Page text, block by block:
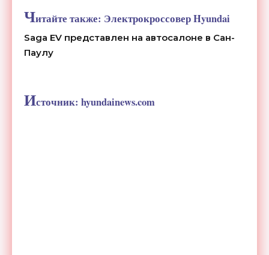
Читайте также: Электрокроссовер Hyundai
Saga EV представлен на автосалоне в Сан-
Паулу
Источник: hyundainews.com